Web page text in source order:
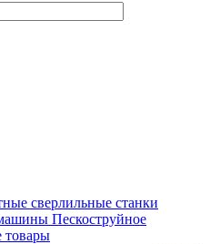
сверлильные станки
Пескоструйное
товары